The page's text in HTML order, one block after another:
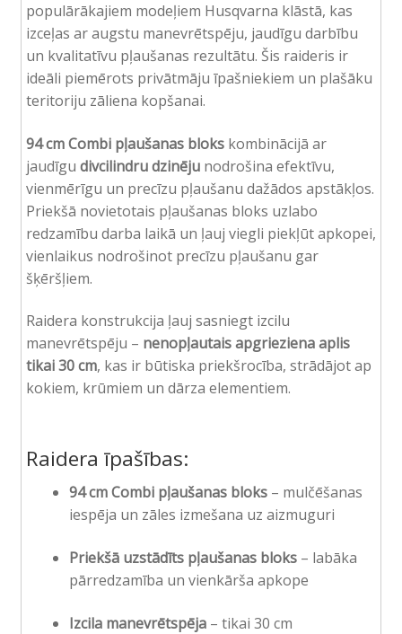
populārākajiem modeļiem Husqvarna klāstā, kas
izceļas ar augstu manevrētspēju, jaudīgu darbību
un kvalitatīvu pļaušanas rezultātu. Šis raideris ir
ideāli piemērots privātmāju īpašniekiem un plašāku
teritoriju zāliena kopšanai.
94 cm Combi pļaušanas blokskombinācijā ar
jaudīgu divcilindru dzinējunodrošina efektīvu,
vienmērīgu un precīzu pļaušanu dažādos apstākļos.
Priekšā novietotais pļaušanas bloks uzlabo
redzamību darba laikā un ļauj viegli piekļūt apkopei,
vienlaikus nodrošinot precīzu pļaušanu gar
šķēršļiem.
Raidera konstrukcija ļauj sasniegt izcilu
manevrētspēju – nenopļautais apgrieziena aplis
tikai 30 cm, kas ir būtiska priekšrocība, strādājot ap
kokiem, krūmiem un dārza elementiem.
Raidera īpašības:
94 cm Combi pļaušanas bloks– mulčēšanas
iespēja un zāles izmešana uz aizmuguri
Priekšā uzstādīts pļaušanas bloks– labāka
pārredzamība un vienkārša apkope
Izcila manevrētspēja– tikai 30 cm